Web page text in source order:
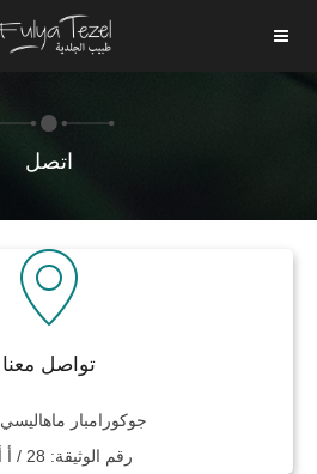
اتصل
تواصل معنا
جوكورامبار ماهاليسي 1426.
رقم الوثيقة: 28 / أ أنقرة